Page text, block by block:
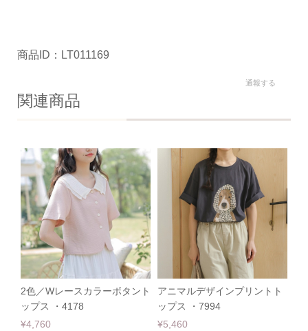
商品ID：LT011169
通報する
関連商品
2色／Wレースカラーボタント
ップス ・4178
¥4,760
アニマルデザインプリントト
ップス ・7994
¥5,460